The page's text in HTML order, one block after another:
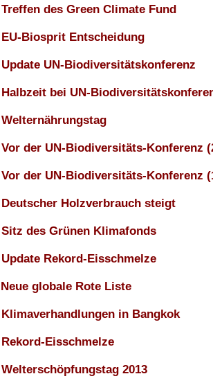
Treffen des Green Climate Fund
EU-Biosprit Entscheidung
Update UN-Biodiversitätskonferenz
Halbzeit bei UN-
Welternährungstag
Vor der UN-Biodiversitäts-Konferenz
Vor der UN-Biodiversitäts-Konferenz
Deutscher Holzverbrauch steigt
Sitz des Grünen Klimafonds
Update Rekord-Eisschmelze
Neue globale Rote Liste
Klimaverhandlungen in Bangkok
Rekord-Eisschmelze
Welterschöpfungstag 2013